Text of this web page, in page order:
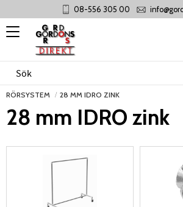
Meny
08-556 305 00 info@gordons.se
RÖRSYSTEM 28 MM IDRO ZINK
28 mm IDRO zink